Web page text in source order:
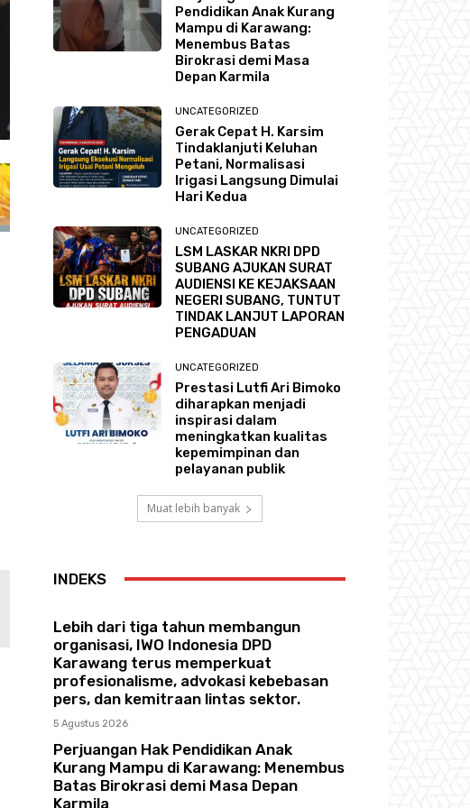
Pendidikan Anak Kurang
Mampu di Karawang:
Menembus Batas
Birokrasi demi Masa
Depan Karmila
UNCATEGORIZED
Gerak Cepat H. Karsim
Tindaklanjuti Keluhan
Petani, Normalisasi
Irigasi Langsung Dimulai
Hari Kedua
UNCATEGORIZED
LSM LASKAR NKRI DPD
SUBANG AJUKAN SURAT
AUDIENSI KE KEJAKSAAN
NEGERI SUBANG, TUNTUT
TINDAK LANJUT LAPORAN
PENGADUAN
UNCATEGORIZED
Prestasi Lutfi Ari Bimoko
diharapkan menjadi
inspirasi dalam
meningkatkan kualitas
kepemimpinan dan
pelayanan publik
Muat lebih banyak
INDEKS
Lebih dari tiga tahun membangun
organisasi, IWO Indonesia DPD
Karawang terus memperkuat
profesionalisme, advokasi kebebasan
pers, dan kemitraan lintas sektor.
5 Agustus 2026
Perjuangan Hak Pendidikan Anak
Kurang Mampu di Karawang: Menembus
Batas Birokrasi demi Masa Depan
Karmila